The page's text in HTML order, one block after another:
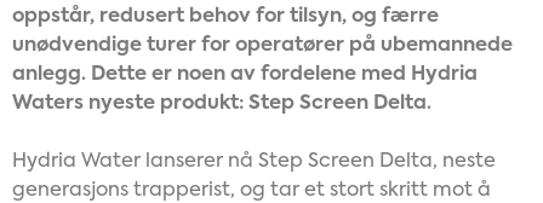
oppstår, redusert behov for tilsyn, og færre
unødvendige turer for operatører på ubemannede
anlegg. Dette er noen av fordelene med Hydria
Waters nyeste produkt: Step Screen Delta.
Hydria Water lanserer nå Step Screen Delta, neste
generasjons trapperist, og tar et stort skritt mot å